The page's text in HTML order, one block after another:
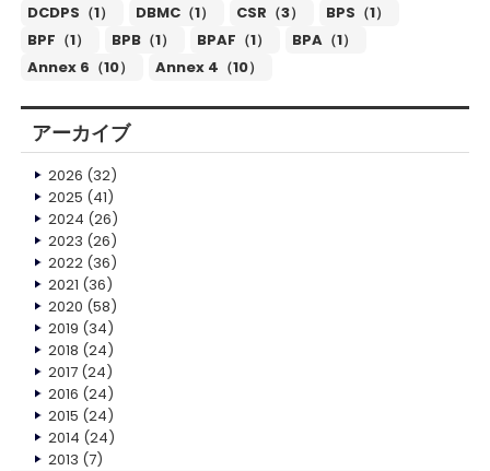
DCDPS（1）
DBMC（1） CSR（3）
BPS（1）
BPF（1）
BPB（1） BPAF（1）
BPA（1）
Annex 6（10）
Annex 4（10）
アーカイブ
2026 (32)
2025 (41)
2024 (26)
2023 (26)
2022(36)
2021 (36)
2020 (58)
2019 (34)
2018 (24)
2017(24)
2016 (24)
2015 (24)
2014 (24)
2013 (7)